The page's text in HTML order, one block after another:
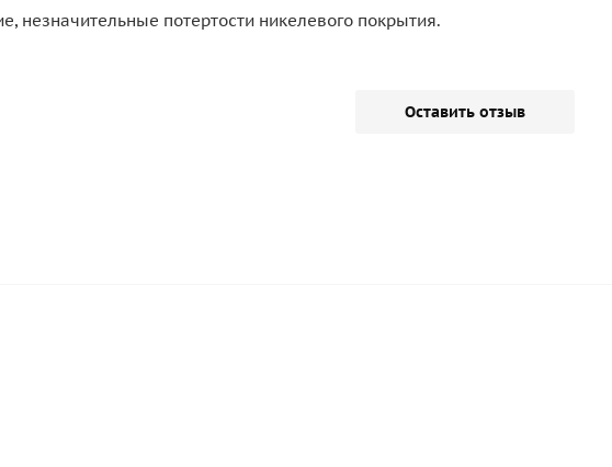
незначительные потертости никелевого покрытия.
Оставить отзыв